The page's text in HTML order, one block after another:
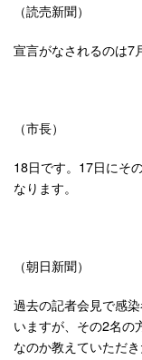
（読売新聞）
宣言がなされるのは7
（市長）
18日です。17日にそ
なります。
（朝日新聞）
過去の記者会見で感
いますが、その2名の
なのか教えていただき